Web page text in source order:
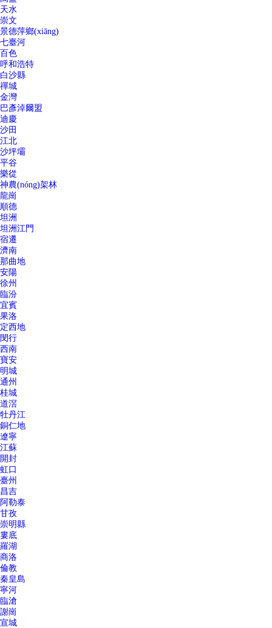
天水
崇文
景德萍鄉(xiāng)
七臺河
百色
呼和浩特
白沙縣
禪城
金灣
巴彥淖爾盟
迪慶
沙田
江北
沙坪壩
平谷
樂從
神農(nóng)架林
龍崗
順德
坦洲
坦洲江門
宿遷
濟南
那曲地
安陽
徐州
臨汾
宜賓
果洛
定西地
閔行
西南
寶安
明城
通州
桂城
道滘
牡丹江
銅仁地
遼寧
江蘇
開封
虹口
臺州
昌吉
阿勒泰
甘孜
崇明縣
婁底
羅湖
商洛
倫教
秦皇島
寧河
臨滄
謝崗
宣城